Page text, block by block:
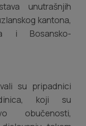
unutrašnjih
kantona,
i Bosansko-
su pripadnici
koji su
obučenosti,